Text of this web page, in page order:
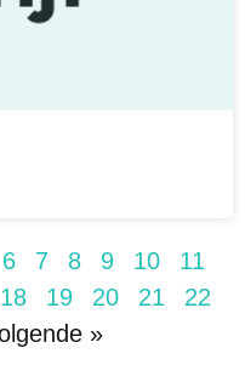
6 7 8 9 10
11
18 19 20 21
22
»